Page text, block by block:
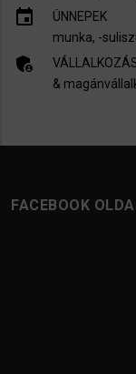
insert_invitation
ÜNNEPEK
munka, -
admin_panel_settings
&
FACEBOOK